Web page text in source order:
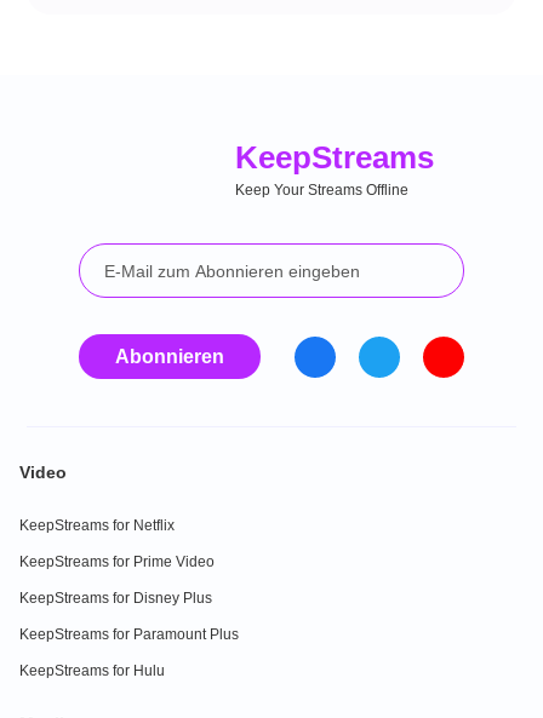
KeepStreams
Keep Your Streams Offline
Abonnieren
Video
KeepStreams for Netflix
KeepStreams for Prime Video
KeepStreams for Disney Plus
KeepStreams for Paramount Plus
KeepStreams for Hulu